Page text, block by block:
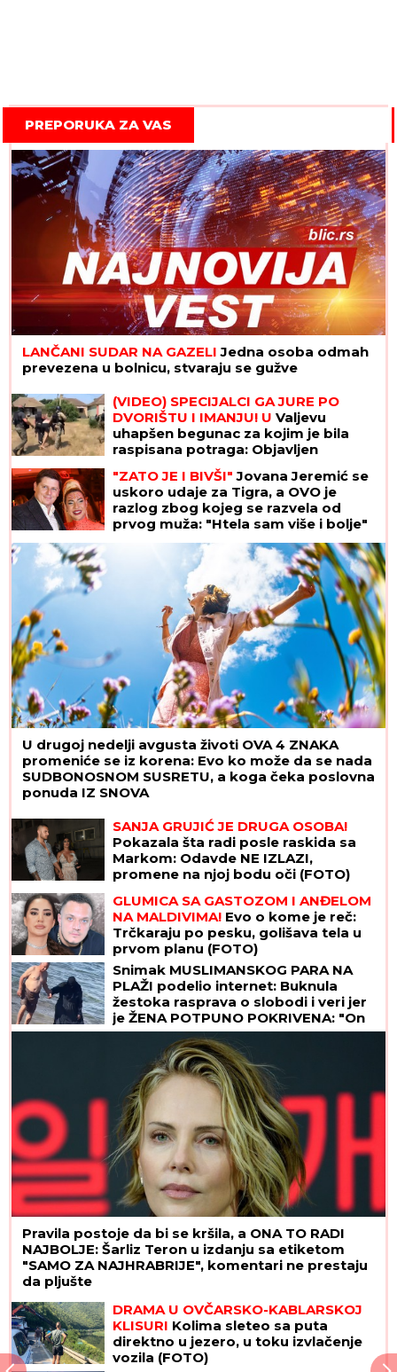
PREPORUKA ZA VAS
LANČANI SUDAR NA GAZELI Jedna osoba odmah
prevezena u bolnicu, stvaraju se gužve
(VIDEO) SPECIJALCI GA JURE PO
DVORIŠTU I IMANJU! U Valjevu
uhapšen begunac za kojim je bila
raspisana potraga: Objavljen
dramatičan snimak akcije
"ZATO JE I BIVŠI" Jovana Jeremić se
uskoro udaje za Tigra, a OVO je
razlog zbog kojeg se razvela od
prvog muža: "Htela sam više i bolje"
U drugoj nedelji avgusta životi OVA 4 ZNAKA
promeniće se iz korena: Evo ko može da se nada
SUDBONOSNOM SUSRETU, a koga čeka poslovna
ponuda IZ SNOVA
SANJA GRUJIĆ JE DRUGA OSOBA!
Pokazala šta radi posle raskida sa
Markom: Odavde NE IZLAZI,
promene na njoj bodu oči (FOTO)
GLUMICA SA GASTOZOM I ANĐELOM
NA MALDIVIMA! Evo o kome je reč:
Trčkaraju po pesku, golišava tela u
prvom planu (FOTO)
Snimak MUSLIMANSKOG PARA NA
PLAŽI podelio internet: Buknula
žestoka rasprava o slobodi i veri jer
je ŽENA POTPUNO POKRIVENA: "On
šeta golog stomaka, dok ona ne
može da diše"
Pravila postoje da bi se kršila, a ONA TO RADI
NAJBOLJE: Šarliz Teron u izdanju sa etiketom
"SAMO ZA NAJHRABRIJE", komentari ne prestaju
da pljušte
DRAMA U OVČARSKO-KABLARSKOJ
KLISURI Kolima sleteo sa puta
direktno u jezero, u toku izvlačenje
vozila (FOTO)